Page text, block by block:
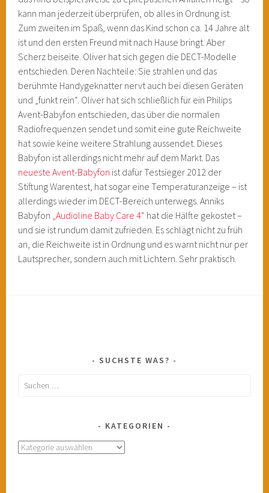
kann man jederzeit überprüfen, ob alles in Ordnung ist.
Zum zweiten im Spaß, wenn das Kind schon ca. 14 Jahre alt
ist und den ersten Freund mit nach Hause bringt. Aber
Scherz beiseite. Oliver hat sich gegen die DECT-Modelle
entschieden. Deren Nachteile: Sie strahlen und das
berühmte Handygeknatter nervt auch bei diesen Geräten
und „funkt rein“. Oliver hat sich schließlich für ein Philips
Avent-Babyfon entschieden, das über die normalen
Radiofrequenzen sendet und somit eine gute Reichweite
hat sowie keine weitere Strahlung aussendet. Dieses
Babyfon ist allerdings nicht mehr auf dem Markt. Das
neueste Avent-Babyfon ist dafür Testsieger 2012 der
Stiftung Warentest, hat sogar eine Temperaturanzeige – ist
allerdings wieder im DECT-Bereich unterwegs. Anniks
Babyfon „Audioline Baby Care 4“ hat die Hälfte gekostet –
und sie ist rundum damit zufrieden. Es schlägt nicht zu früh
an, die Reichweite ist in Ordnung und es warnt nicht nur per
Lautsprecher, sondern auch mit Lichtern. Sehr praktisch.
SUCHSTE WAS?
Suchen
KATEGORIEN
Kategorien